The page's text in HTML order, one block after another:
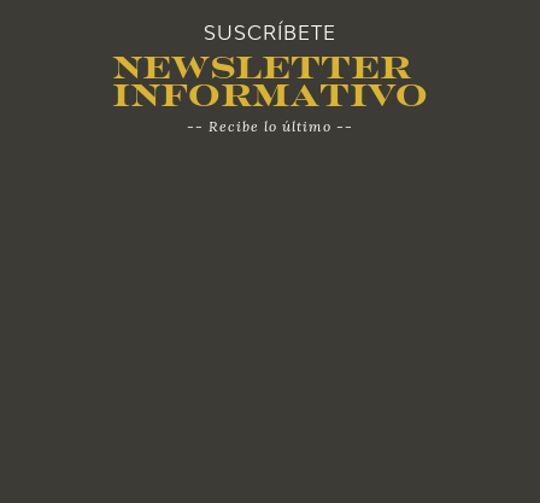
SUSCRÍBETE
Newsletter
Informativo
-- Recibe lo último --